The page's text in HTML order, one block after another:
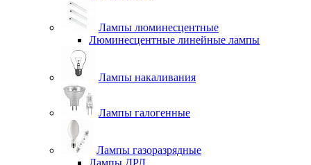
Лампы люминесцентные
Люминесцентные линейные лампы
Лампы накаливания
Лампы галогенные
Лампы газоразрядные
Лампы ДРЛ